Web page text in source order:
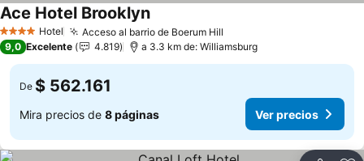
4 EstrellasHotel Acceso al barrio de Boerum Hill
Ace Hotel Brooklyn
9,0 Excelente 4.819 a 3.3 km de: Williamsburg
De $ 562.161
Mira precios de 8 páginas Ver precios